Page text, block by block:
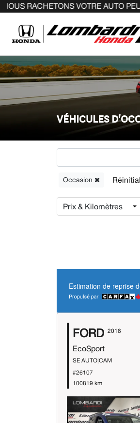
VOTRE AUTO PEU IMPORTE
VÉHICULES
Occasion
Prix & Kilomètres
Estimation de reprise
FORD 2018
EcoSport
SE AUTO|CAM
#26107
100819 km